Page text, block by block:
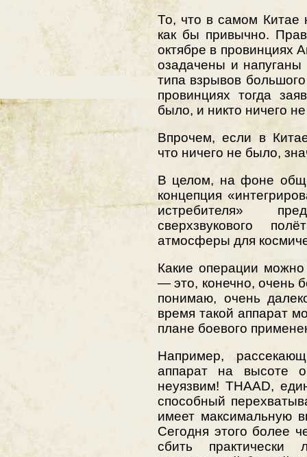
То, что в самом Китае
как бы привычно.
октябре в провинциях
озадачены и напуганы
типа взрывов
провинциях тогда
было, и никто ничего
Впрочем, если в
что ничего не было,
В целом, на фоне
концепция
истребителя»
сверхзвукового
атмосферы для
Какие операции
— это, конечно, очень
понимаю, очень
время такой аппарат
плане боевого
Например,
аппарат на высоте
неуязвим! THAAD,
способный
имеет максимальную
Сегодня этого более
сбить